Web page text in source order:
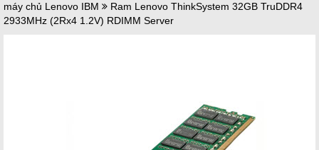
máy chủ Lenovo IBM
Ram Lenovo ThinkSystem 32GB TruDDR4
2933MHz (2Rx4 1.2V) RDIMM Server